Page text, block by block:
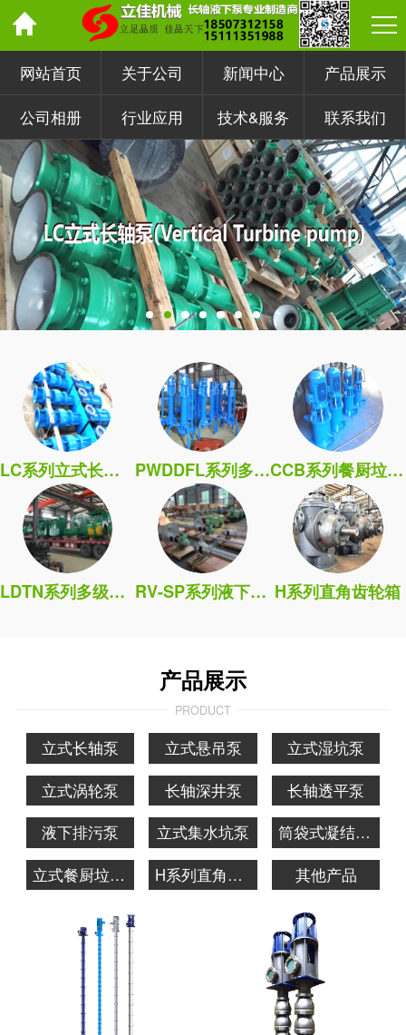
网站首页 关于公司 新闻中心 产品展示
公司相册 行业应用 技术&服务 联系我们
LC系列立式长轴泵 PWDDFL系列多吸头排污泵 CCB系列餐厨垃圾处理泵
LDTN系列多级筒袋式凝泵 RV-SP系列液下污水泵 H系列直角齿轮箱
产品展示
PRODUCT
立式长轴泵 立式悬吊泵
立式湿坑泵
立式涡轮泵
长轴深井泵
长轴透平泵
液下排污泵
立式集水坑泵
筒袋式凝结水泵
立式餐厨垃圾泵
H系列直角齿轮箱 其他产品